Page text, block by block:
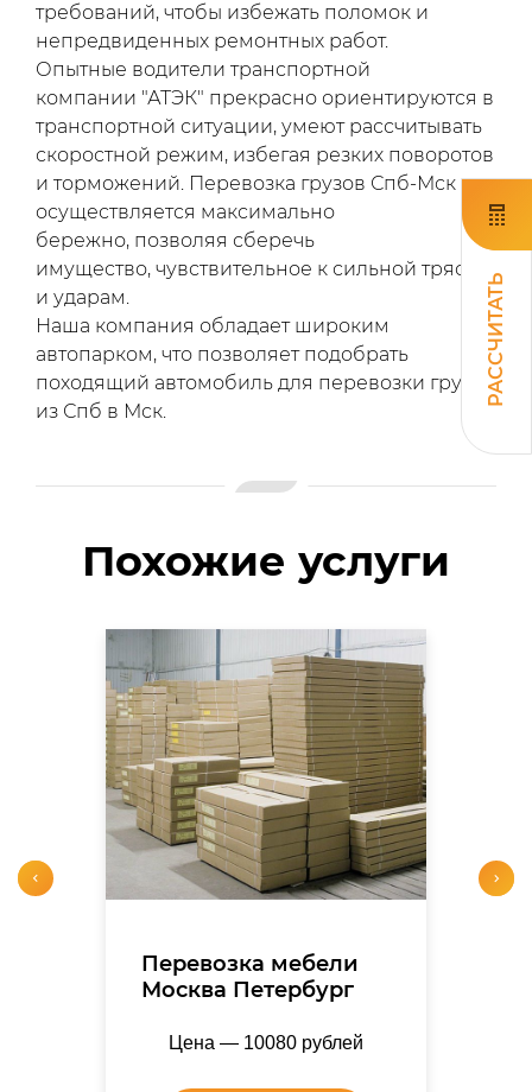
РАССЧИТАТЬ
требований, чтобы избежать поломок и
непредвиденных ремонтных работ.
Опытные водители транспортной
компании "АТЭК" прекрасно ориентируются в
транспортной ситуации, умеют рассчитывать
скоростной режим, избегая резких поворотов
и торможений. Перевозка грузов Спб-Мск
осуществляется максимально
бережно, позволяя сберечь
имущество, чувствительное к сильной тряске
и ударам.
Наша компания обладает широким
автопарком, что позволяет подобрать
походящий автомобиль для перевозки груза
из Спб в Мск.
Похожие услуги
Перевозка мебели
Москва Петербург
Цена — 10080 рублей